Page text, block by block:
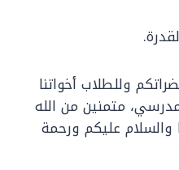
وللطلاب أخواتنا
متمنين من الله
عليكم ورحمة